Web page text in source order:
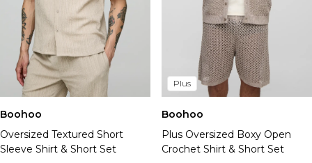
Boohoo
Oversized Textured Short
Sleeve Shirt & Short Set
Plus
Boohoo
Plus Oversized Boxy Open
Crochet Shirt & Short Set